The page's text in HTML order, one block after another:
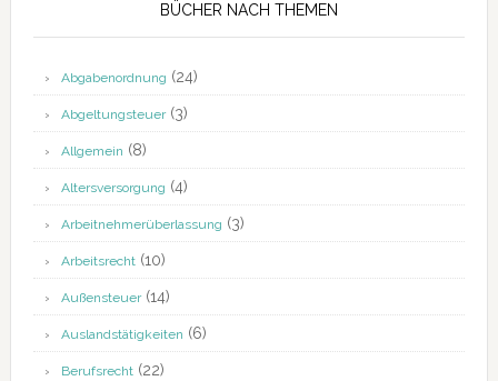
BÜCHER NACH THEMEN
Abgabenordnung (24)
Abgeltungsteuer(3)
Allgemein (8)
Altersversorgung (4)
Arbeitnehmerüberlassung (3)
Arbeitsrecht(10)
Außensteuer(14)
Auslandstätigkeiten (6)
Berufsrecht(22)